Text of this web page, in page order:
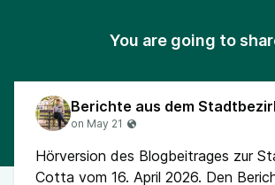
You are going to
Hörversion des Blogbeitrages zur
Cotta vom 16. April 2026. Den